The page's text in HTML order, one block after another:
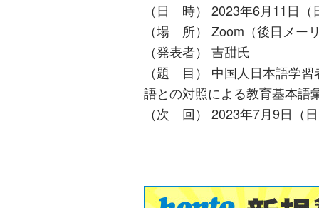
（日 時） 2023年6月11日（
（場 所） Zoom（後日メー
（発表者） 吉甜氏
（題 目） 中国人日本語学
語との対照による教育基本
（次 回） 2023年7月9日（